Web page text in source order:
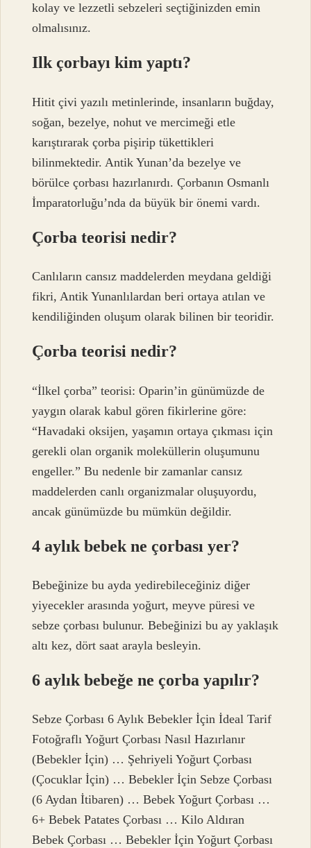
kolay ve lezzetli sebzeleri seçtiğinizden emin
olmalısınız.
Ilk çorbayı kim yaptı?
Hitit çivi yazılı metinlerinde, insanların buğday,
soğan, bezelye, nohut ve mercimeği etle
karıştırarak çorba pişirip tükettikleri
bilinmektedir. Antik Yunan’da bezelye ve
börülce çorbası hazırlanırdı. Çorbanın Osmanlı
İmparatorluğu’nda da büyük bir önemi vardı.
Çorba teorisi nedir?
Canlıların cansız maddelerden meydana geldiği
fikri, Antik Yunanlılardan beri ortaya atılan ve
kendiliğinden oluşum olarak bilinen bir teoridir.
Çorba teorisi nedir?
“İlkel çorba” teorisi: Oparin’in günümüzde de
yaygın olarak kabul gören fikirlerine göre:
“Havadaki oksijen, yaşamın ortaya çıkması için
gerekli olan organik moleküllerin oluşumunu
engeller.” Bu nedenle bir zamanlar cansız
maddelerden canlı organizmalar oluşuyordu,
ancak günümüzde bu mümkün değildir.
4 aylık bebek ne çorbası yer?
Bebeğinize bu ayda yedirebileceğiniz diğer
yiyecekler arasında yoğurt, meyve püresi ve
sebze çorbası bulunur. Bebeğinizi bu ay yaklaşık
altı kez, dört saat arayla besleyin.
6 aylık bebeğe ne çorba yapılır?
Sebze Çorbası 6 Aylık Bebekler İçin İdeal Tarif
Fotoğraflı Yoğurt Çorbası Nasıl Hazırlanır
(Bebekler İçin) … Şehriyeli Yoğurt Çorbası
(Çocuklar İçin) … Bebekler İçin Sebze Çorbası
(6 Aydan İtibaren) … Bebek Yoğurt Çorbası …
6+ Bebek Patates Çorbası … Kilo Aldıran
Bebek Çorbası … Bebekler İçin Yoğurt Çorbası